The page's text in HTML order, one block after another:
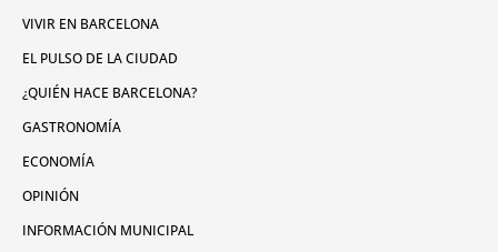
VIVIR EN BARCELONA
EL PULSO DE LA CIUDAD
¿QUIÉN HACE BARCELONA?
GASTRONOMÍA
ECONOMÍA
OPINIÓN
INFORMACIÓN MUNICIPAL